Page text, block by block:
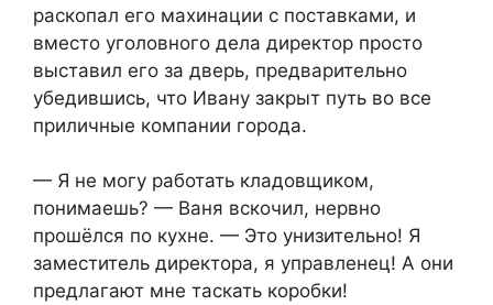
раскопал его махинации с поставками, и
вместо уголовного дела директор просто
выставил его за дверь, предварительно
убедившись, что Ивану закрыт путь во все
приличные компании города.
— Я не могу работать кладовщиком,
понимаешь? — Ваня вскочил, нервно
прошёлся по кухне. — Это унизительно! Я
заместитель директора, я управленец! А они
предлагают мне таскать коробки!